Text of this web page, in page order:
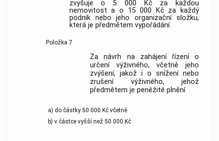
zvyšuje o 5 000 Kč za každou
nemovitost a o 15 000 Kč za každý
podnik nebo jeho organizační složku,
která je předmětem vypořádání.
Položka 7
Za návrh na zahájení řízení o
určení výživného, včetně jeho
zvýšení, jakož i o snížení nebo
zrušení výživného, jehož
předmětem je peněžité plnění
a) do částky 50 000 Kč včetně
b) v částce vyšší než 50 000 Kč